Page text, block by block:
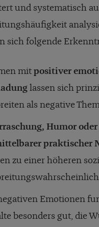
und systematisch
sich folgende
mit positiver
lassen sich
als negative
Humor oder
praktischer
zu einer höheren
Emotionen
besonders gut, die